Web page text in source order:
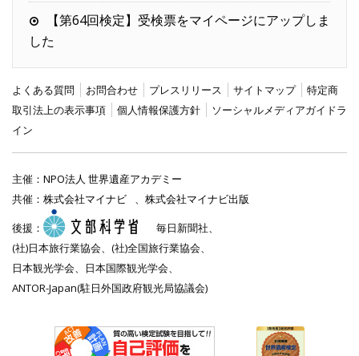
【第64回検定】受検票をマイページにアップしま
した
よくある質問 お問合わせ プレスリリース サイトマップ
特定商
取引法上の表示事項
個人情報保護方針
ソーシャルメディアガイドラ
イン
主催： NPO法人 世界遺産アカデミー
共催： 株式会社マイナビ 、 株式会社マイナビ出版
後援：
毎日新聞社、
(社)日本旅行業協会、(社)全国旅行業協会、
日本観光学会、日本国際観光学会、
ANTOR-Japan(駐日外国政府観光局協議会)